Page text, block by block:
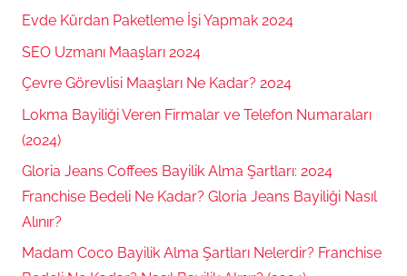
Evde Kürdan Paketleme İşi Yapmak 2024
SEO Uzmanı Maaşları 2024
Çevre Görevlisi Maaşları Ne Kadar? 2024
Lokma Bayiliği Veren Firmalar ve Telefon Numaraları
(2024)
Gloria Jeans Coffees Bayilik Alma Şartları: 2024
Franchise Bedeli Ne Kadar? Gloria Jeans Bayiliği Nasıl
Alınır?
Madam Coco Bayilik Alma Şartları Nelerdir? Franchise